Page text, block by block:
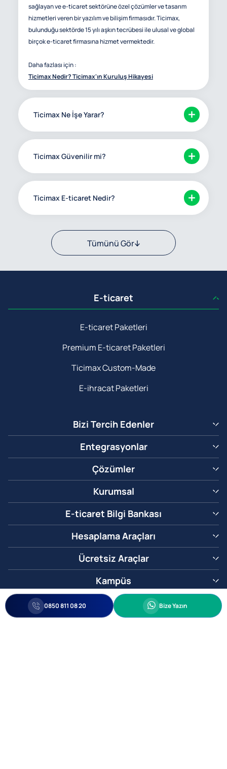
sağlayan ve e-ticaret sektörüne özel çözümler ve tasarım
hizmetleri veren bir yazılım ve bilişim firmasıdır. Ticimax,
bulunduğu sektörde 15 yılı aşkın tecrübesi ile ulusal ve global
birçok e-ticaret firmasına hizmet vermektedir.
Daha fazlası için :
Ticimax Nedir? Ticimax'ın Kuruluş Hikayesi
Ticimax Ne İşe Yarar?
Ticimax Güvenilir mi?
Ticimax E-ticaret Nedir?
Tümünü Gör
E-ticaret
E-ticaret Paketleri
Premium E-ticaret Paketleri
Ticimax Custom-Made
E-ihracat Paketleri
Bizi Tercih Edenler
Entegrasyonlar
Çözümler
Kurumsal
E-ticaret Bilgi Bankası
Hesaplama Araçları
Ücretsiz Araçlar
Kampüs
0850 811 08 20 Whatsapp
Bize Yazın
0850 811 08 20